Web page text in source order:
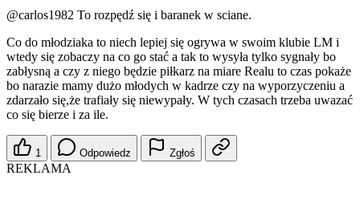
@carlos1982 To rozpędź się i baranek w sciane.
Co do młodziaka to niech lepiej się ogrywa w swoim klubie LM i
wtedy się zobaczy na co go stać a tak to wysyła tylko sygnały bo
zabłysną a czy z niego będzie piłkarz na miare Realu to czas pokaże
bo narazie mamy dużo młodych w kadrze czy na wyporzyczeniu a
zdarzało się,że trafiały się niewypały. W tych czasach trzeba uwazać
co się bierze i za ile.
1 Odpowiedz Zgłoś
REKLAMA